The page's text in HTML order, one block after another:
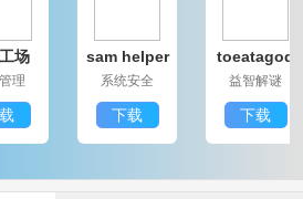
的战斗和游戏方式。你可以在游
法，这非常令人兴奋和有趣。
设计，以及非常热情的战斗和玩
场
理
sam helper
系统安全
下载
toeatagod
益智解谜
下载